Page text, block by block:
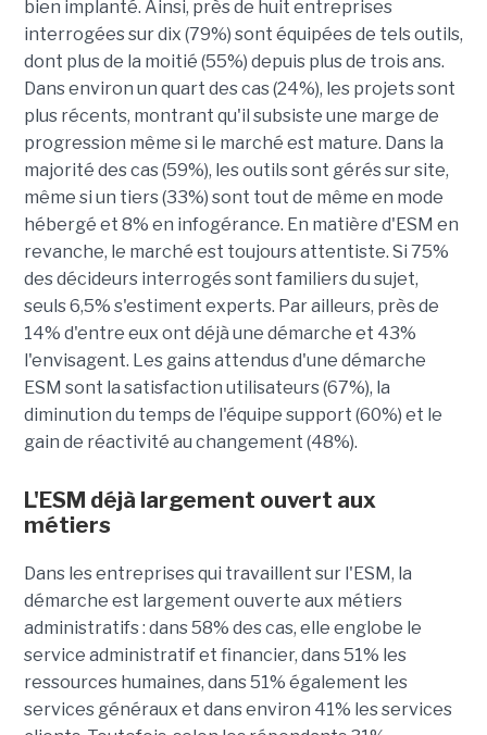
bien implanté. Ainsi, près de huit entreprises
interrogées sur dix (79%) sont équipées de tels outils,
dont plus de la moitié (55%) depuis plus de trois ans.
Dans environ un quart des cas (24%), les projets sont
plus récents, montrant qu'il subsiste une marge de
progression même si le marché est mature. Dans la
majorité des cas (59%), les outils sont gérés sur site,
même si un tiers (33%) sont tout de même en mode
hébergé et 8% en infogérance. En matière d'ESM en
revanche, le marché est toujours attentiste. Si 75%
des décideurs interrogés sont familiers du sujet,
seuls 6,5% s'estiment experts. Par ailleurs, près de
14% d'entre eux ont déjà une démarche et 43%
l'envisagent. Les gains attendus d'une démarche
ESM sont la satisfaction utilisateurs (67%), la
diminution du temps de l'équipe support (60%) et le
gain de réactivité au changement (48%).
L'ESM déjà largement ouvert aux
métiers
Dans les entreprises qui travaillent sur l'ESM, la
démarche est largement ouverte aux métiers
administratifs : dans 58% des cas, elle englobe le
service administratif et financier, dans 51% les
ressources humaines, dans 51% également les
services généraux et dans environ 41% les services